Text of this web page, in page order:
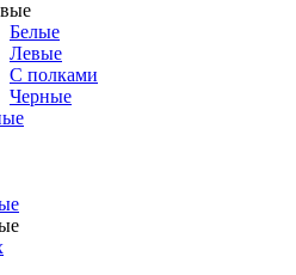
Белые
Левые
С полками
Черные